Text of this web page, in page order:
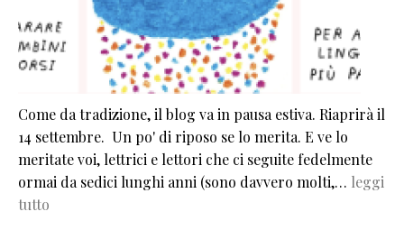
Come da tradizione, il blog va in pausa estiva. Riaprirà il
14 settembre. Un po' di riposo se lo merita. E ve lo
meritate voi, lettrici e lettori che ci seguite fedelmente
ormai da sedici lunghi anni (sono davvero molti,… leggi
tutto